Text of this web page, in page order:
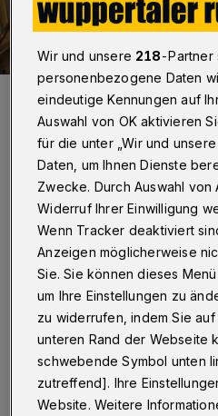
Sie eroberte die Herzen der Kinder
Mezzosopranistin Catriona Morison
„Pulcinella“, sondern bat die Kids
Von Sabina Bartholomä
D onnerstagmorgen
Opernhaus, trotz
Stunde ist hier viel los.
Lehrern und Betreuern
Wir und unsere 218-Partner
personenbezogene Daten
eindeutige Kennungen auf
Auswahl von OK aktivieren
für die unter „Wir und
Daten, um Ihnen Dienste
Zwecke. Durch Auswahl
Widerruf Ihrer Einwilligung
Wenn Tracker deaktiviert
Anzeigen möglicherweise
Sie. Sie können dieses
um Ihre Einstellungen zu
zu widerrufen, indem Sie
unteren Rand der Webseite
schwebende Symbol unten
zutreffend]. Ihre
Website. Weitere